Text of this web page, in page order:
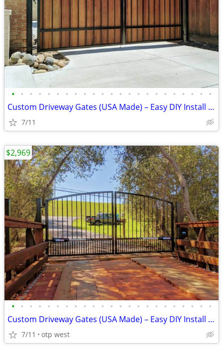
• • • • • • • • • • • • • • • • • • • • • • •
Custom Driveway Gates (USA Made) – Easy DIY Install + FREE Delivery
7/11
• • • • • • • • • • • • • • • • • • • • • • •
Custom Driveway Gates (USA Made) – Easy DIY Install + FREE Delivery
7/11 otp west
$2,969